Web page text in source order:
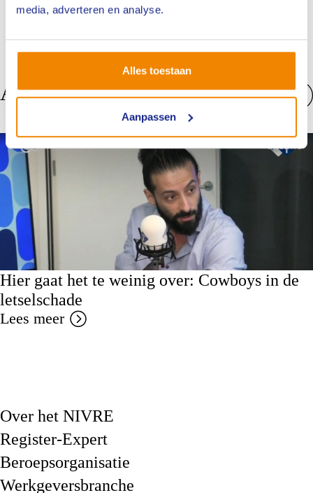
media, adverteren en analyse.
Alles toestaan
Aanpassen
Anderen bekeken ook
Nieuws
Hier gaat het te weinig over: Cowboys in de
letselschade
Lees meer
Over het NIVRE
Register-Expert
Beroepsorganisatie
Werkgeversbranche